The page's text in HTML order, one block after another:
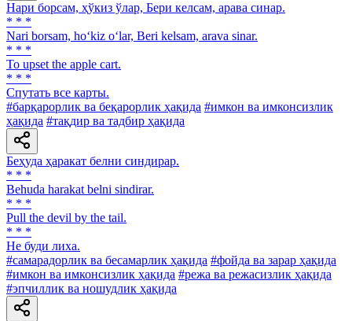
Нари борсам, ҳўкиз ўлар, Бери келсам, арава синар.
* * *
Nari borsam, ho‘kiz o‘lar, Beri kelsam, arava sinar.
* * *
То upset the apple cart.
* * *
Спутать все карты.
#барқарорлик ва беқарорлик ҳақида #имкон ва имконсизлик
ҳақида #тақдир ва тадбир ҳақида
Беҳуда ҳаракат белни синдирар.
* * *
Behuda harakat belni sindirar.
* * *
Pull the devil by the tail.
* * *
He буди лиха.
#самарадорлик ва бесамарлик ҳақида #фойда ва зарар ҳақида
#имкон ва имконсизлик ҳақида #режа ва режасизлик ҳақида
#эпчиллик ва ношудлик ҳақида